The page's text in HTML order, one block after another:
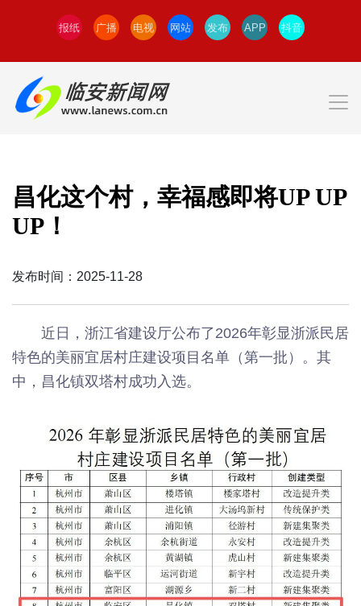
报纸 广播 电视 网站 发布 APP 抖音
昌化这个村，幸福感即将UP UP
UP！
发布时间：2025-11-28
近日，浙江省建设厅公布了2026年彰显浙派民居
特色的美丽宜居村庄建设项目名单（第一批）。其
中，昌化镇双塔村成功入选。